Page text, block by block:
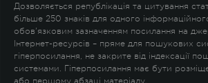
Дозволяється републікація та цитування
більше 250 знаків для одного
обов'язковим зазначенням посилання на
Інтернет-ресурсів – пряме для пошукових
гіперпосилання, не закрите від індексації
системами. Гіперпосилання має бути
або першому абзаці матеріалу.